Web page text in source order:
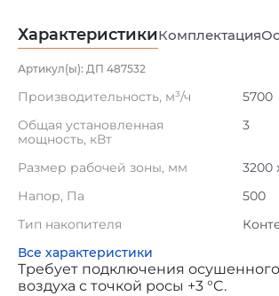
ХарактеристикиКомплектация
Артикул(ы): ДП 487532
Производительность, м³/ч
5700
Общая установленная
мощность, кВт
3
Размер рабочей зоны, мм
3200
Напор, Па
500
Тип накопителя
Все характеристики
Требует подключения
воздуха с точкой росы +3 °C.